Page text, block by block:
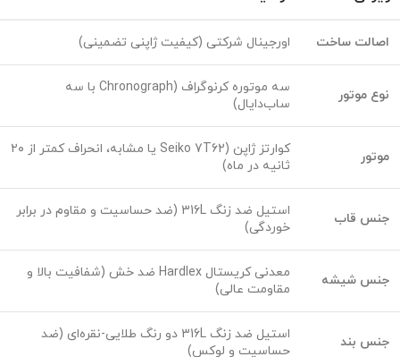
اصالت ساخت اورجینال شرکتی (کیفیت ژاپنی تضمینی)
نوع موتور
سه موتوره کرنوگراف (Chronograph با سه
ساب‌دایال)
موتور
کوارتز ژاپن (Seiko 7T62 یا مشابه، انحراف کمتر از ۲۰
ثانیه در ماه)
جنس قاب
استیل ضد زنگ 316L (ضد حساسیت و مقاوم در برابر
خوردگی)
جنس شیشه
معدنی کریستال Hardlex ضد خش (شفافیت بالا و
مقاومت عالی)
جنس بند
استیل ضد زنگ 316L دو رنگ طلایی-نقره‌ای (ضد
حساسیت و لوکس)